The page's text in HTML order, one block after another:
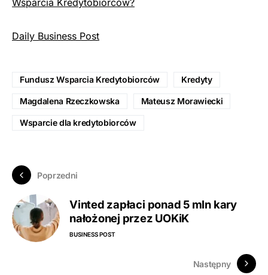
Wsparcia Kredytobiorców?
Daily Business Post
Fundusz Wsparcia Kredytobiorców Kredyty
Magdalena Rzeczkowska Mateusz Morawiecki
Wsparcie dla kredytobiorców
Poprzedni
Vinted zapłaci ponad 5 mln kary
nałożonej przez UOKiK
BUSINESS POST
Następny